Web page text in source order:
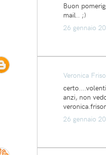
Buon
mail.. ;)
26 gennaio
Veronica
anzi, non
26 gennaio